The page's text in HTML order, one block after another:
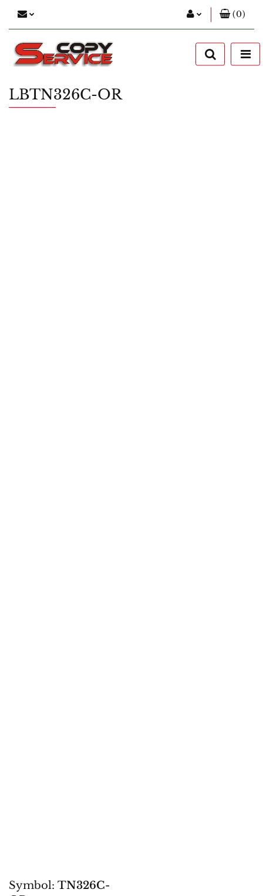
Zaloguj się
Zarejestruj się
(0)
LBTN326C-OR
Symbol: TN326C-